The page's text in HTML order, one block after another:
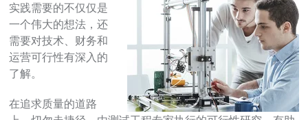
实践需要的不仅仅是
一个伟大的想法，还
需要对技术、财务和
运营可行性有深入的
了解。
在追求质量的道路